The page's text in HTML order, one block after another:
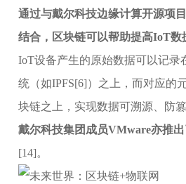
通过与戴尔科技边缘计算开源项
结合，区块链可以帮助提高IoT数
IoT设备产生的原始数据可以记录
统（如IPFS[6]）之上，而对应的
块链之上，实现数据可溯源、防篡
戴尔科技集团成员VMware亦推
[14]。